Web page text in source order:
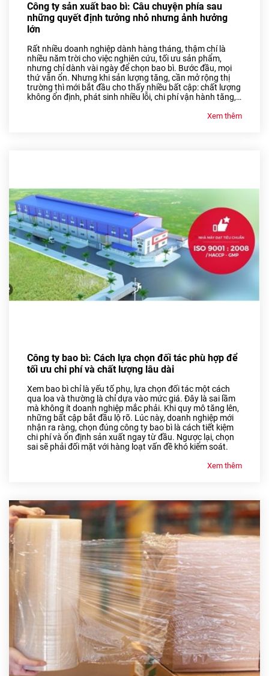
Công ty sản xuất bao bì: Câu chuyện phía sau
những quyết định tưởng nhỏ nhưng ảnh hưởng
lớn
Rất nhiều doanh nghiệp dành hàng tháng, thậm chí là
nhiều năm trời cho việc nghiên cứu, tối ưu sản phẩm,
nhưng chỉ dành vài ngày để chọn bao bì. Bước đầu, mọi
thứ vẫn ổn. Nhưng khi sản lượng tăng, cần mở rộng thị
trường thì mới bắt đầu cho thấy nhiều bất cập: chất lượng
không ổn định, phát sinh nhiều lỗi, chi phí vận hành tăng,…
Xem thêm
Công ty bao bì: Cách lựa chọn đối tác phù hợp để
tối ưu chi phí và chất lượng lâu dài
Xem bao bì chỉ là yếu tố phụ, lựa chọn đối tác một cách
qua loa và thường là chỉ dựa vào mức giá. Đây là sai lầm
mà không ít doanh nghiệp mắc phải. Khi quy mô tăng lên,
những bất cập bắt đầu lộ rõ. Lúc này, doanh nghiệp mới
nhận ra ràng, chọn đúng công ty bao bì là cách tiết kiệm
chi phí và ổn định sản xuất ngay từ đầu. Ngược lại, chọn
sai sẽ phải đối mặt với hàng loạt vấn đề khó kiểm soát.
Xem thêm
ĐỐI TÁC